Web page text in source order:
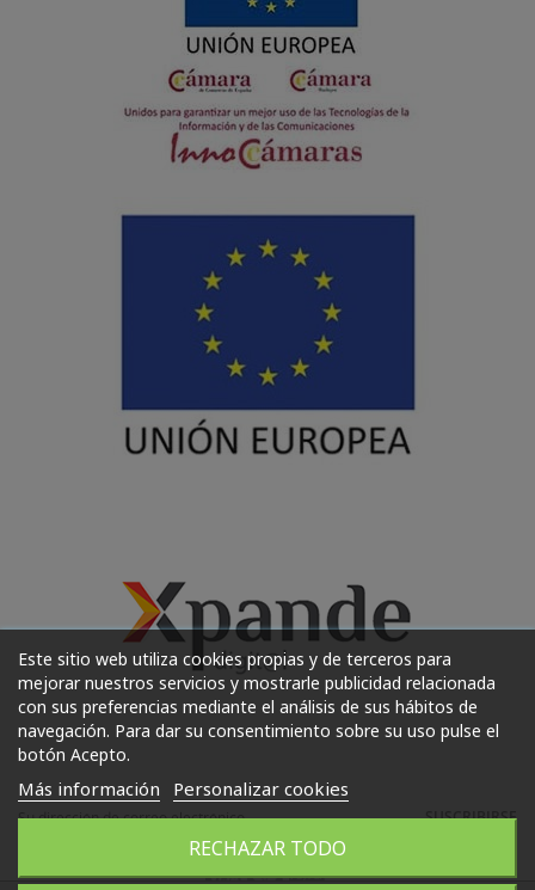
Este sitio web utiliza cookies propias y de terceros para
mejorar nuestros servicios y mostrarle publicidad relacionada
con sus preferencias mediante el análisis de sus hábitos de
navegación. Para dar su consentimiento sobre su uso pulse el
botón Acepto.
Más información Personalizar cookies
RECHAZAR TODO
SUSCRIBIRSE